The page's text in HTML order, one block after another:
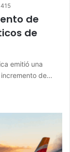
415
de
de
emitió una
de…